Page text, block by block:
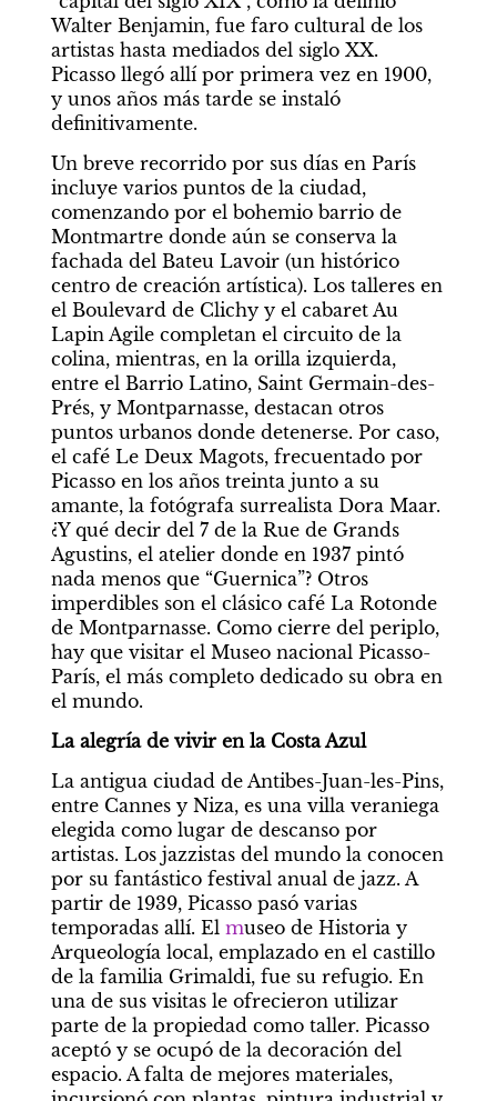
Walter Benjamin, fue faro cultural de los
artistas hasta mediados del siglo XX.
Picasso llegó allí por primera vez en 1900,
y unos años más tarde se instaló
definitivamente.
Un breve recorrido por sus días en París
incluye varios puntos de la ciudad,
comenzando por el bohemio barrio de
Montmartre donde aún se conserva la
fachada del Bateu Lavoir (un histórico
centro de creación artística). Los talleres en
el Boulevard de Clichy y el cabaret Au
Lapin Agile completan el circuito de la
colina, mientras, en la orilla izquierda,
entre el Barrio Latino, Saint Germain-des-
Prés, y Montparnasse, destacan otros
puntos urbanos donde detenerse. Por caso,
el café Le Deux Magots, frecuentado por
Picasso en los años treinta junto a su
amante, la fotógrafa surrealista Dora Maar.
¿Y qué decir del 7 de la Rue de Grands
Agustins, el atelier donde en 1937 pintó
nada menos que “Guernica”? Otros
imperdibles son el clásico café La Rotonde
de Montparnasse. Como cierre del periplo,
hay que visitar el Museo nacional Picasso-
París, el más completo dedicado su obra en
el mundo.
La alegría de vivir en la Costa Azul
La antigua ciudad de Antibes-Juan-les-Pins,
entre Cannes y Niza, es una villa veraniega
elegida como lugar de descanso por
artistas. Los jazzistas del mundo la conocen
por su fantástico festival anual de jazz. A
partir de 1939, Picasso pasó varias
temporadas allí. El museo de Historia y
Arqueología local, emplazado en el castillo
de la familia Grimaldi, fue su refugio. En
una de sus visitas le ofrecieron utilizar
parte de la propiedad como taller. Picasso
aceptó y se ocupó de la decoración del
espacio. A falta de mejores materiales,